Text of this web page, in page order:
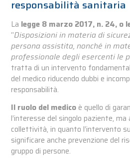
responsabilità sanitaria
La legge 8 marzo 2017, n. 24, o
“Disposizioni in materia di
persona assistita, nonché in
professionale degli esercenti le
tratta di un intervento
del medico riducendo dubbi e
responsabilità.
Il ruolo del medico è quello di
l’interesse del singolo paziente, ma
collettività, in quanto l’intervento
significare anche prevenzione del
gruppo di persone.